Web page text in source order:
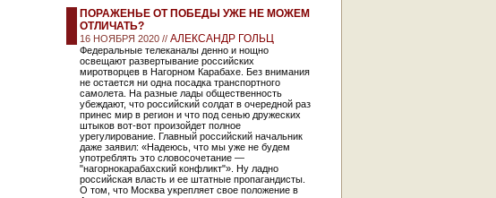
ПОРАЖЕНЬЕ ОТ ПОБЕДЫ УЖЕ НЕ МОЖЕМ
ОТЛИЧАТЬ?
16 НОЯБРЯ 2020 // АЛЕКСАНДР ГОЛЬЦ
Федеральные телеканалы денно и нощно
освещают развертывание российских
миротворцев в Нагорном Карабахе. Без внимания
не остается ни одна посадка транспортного
самолета. На разные лады общественность
убеждают, что российский солдат в очередной раз
принес мир в регион и что под сенью дружеских
штыков вот-вот произойдет полное
урегулирование. Главный российский начальник
даже заявил: «Надеюсь, что мы уже не будем
употреблять это словосочетание —
"нагорнокарабахский конфликт"». Ну ладно
российская власть и ее штатные пропагандисты.
О том, что Москва укрепляет свое положение в